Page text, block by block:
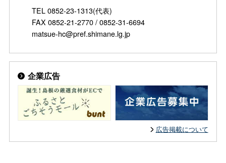
TEL 0852-23-1313(代表)
FAX 0852-21-2770 / 0852-31-6694
matsue-hc@pref.shimane.lg.jp
企業広告
広告掲載について